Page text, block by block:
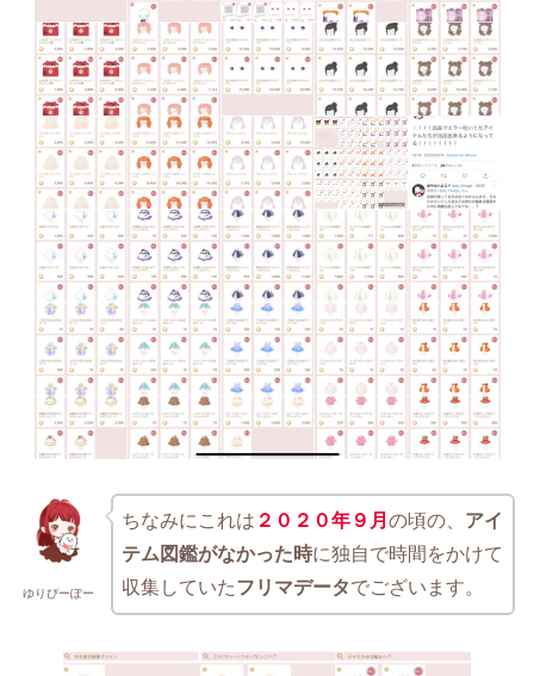
ゆりぴーぽー
ちなみにこれは ２０２０年９月 の頃の、 アイ
テム図鑑がなかった時に独自で時間をかけて
収集していたフリマデータでございます。